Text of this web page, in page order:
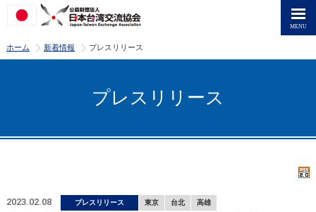
ホーム >
新着情報 >
プレスリリース
プレスリリース
2023.02.08 プレスリリース 東京 台北 高雄